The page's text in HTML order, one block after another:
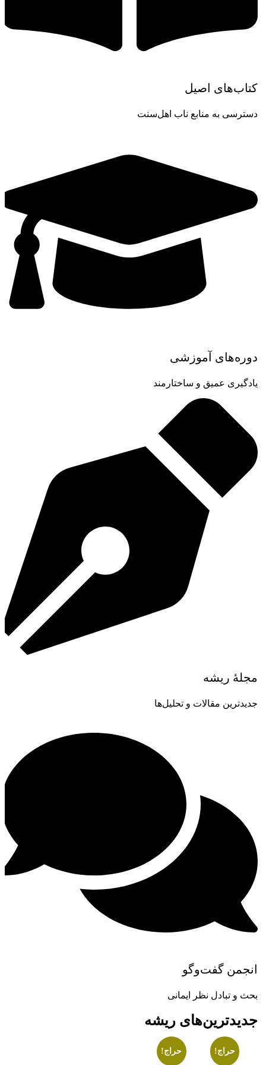
کتاب‌های اصیل
دسترسی به منابع ناب اهل‌سنت
دوره‌های آموزشی
یادگیری عمیق و ساختارمند
مجلۀ ریشه
جدیدترین مقالات و تحلیل‌ها
انجمن گفت‌وگو
بحث و تبادل نظر ایمانی
جدیدترین‌های ریشه
حراج! حراج!